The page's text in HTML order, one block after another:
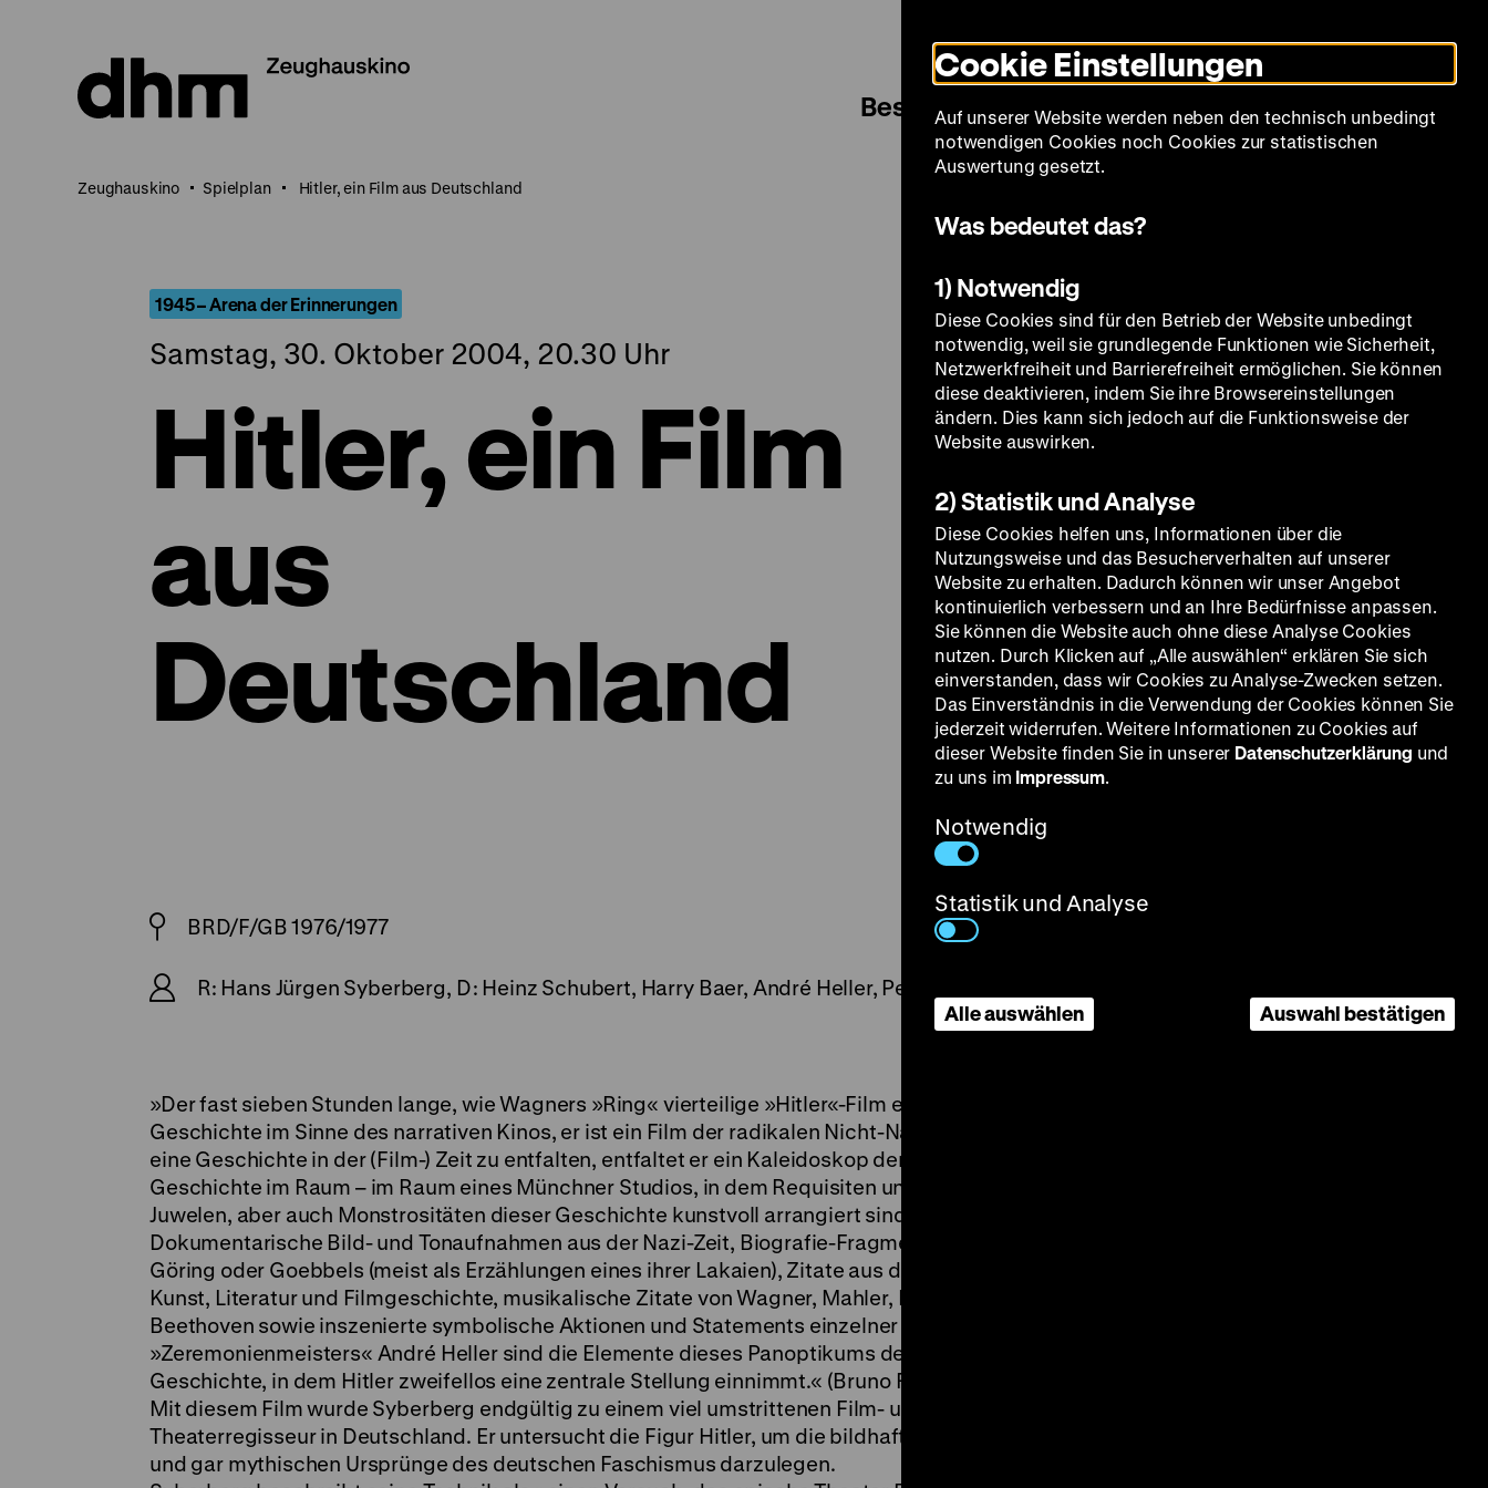
Seiteninhalt
springen
Modus
umschalten
Sprache
Besuch Spielplan Filmreihen Über uns
Zeughauskino Spielplan Hitler, ein Film aus Deutschland
1945 – Arena der Erinnerungen
Samstag, 30. Oktober 2004, 20.30 Uhr
Hitler, ein Film
aus
Deutschland
BRD/F/GB 1976/1977
R: Hans Jürgen Syberberg, D: Heinz Schubert, Harry Baer, André Heller, Peter Kern, 410’
»Der fast sieben Stunden lange, wie Wagners »Ring« vierteilige »Hitler«-Film erzählt keine
Geschichte im Sinne des narrativen Kinos, er ist ein Film der radikalen Nicht-Narrativität: Statt
eine Geschichte in der (Film-) Zeit zu entfalten, entfaltet er ein Kaleidoskop der deutschen
Geschichte im Raum – im Raum eines Münchner Studios, in dem Requisiten und Versatzstücke,
Juwelen, aber auch Monstrositäten dieser Geschichte kunstvoll arrangiert sind.
Dokumentarische Bild- und Tonaufnahmen aus der Nazi-Zeit, Biografie-Fragmente von Hitler,
Göring oder Goebbels (meist als Erzählungen eines ihrer Lakaien), Zitate aus der bildenden
Kunst, Literatur und Filmgeschichte, musikalische Zitate von Wagner, Mahler, Mozart und
Beethoven sowie inszenierte symbolische Aktionen und Statements einzelner Figuren oder des
»Zeremonienmeisters« André Heller sind die Elemente dieses Panoptikums der deutschen
Geschichte, in dem Hitler zweifellos eine zentrale Stellung einnimmt.« (Bruno Fischli)
Mit diesem Film wurde Syberberg endgültig zu einem viel umstrittenen Film- und
Theaterregisseur in Deutschland. Er untersucht die Figur Hitler, um die bildhaften, emotionalen
und gar mythischen Ursprünge des deutschen Faschismus darzulegen.
Cookie Einstellungen
Auf unserer Website werden neben den technisch unbedingt
notwendigen Cookies noch Cookies zur statistischen
Auswertung gesetzt.
Was bedeutet das?
1) Notwendig
Diese Cookies sind für den Betrieb der Website unbedingt
notwendig, weil sie grundlegende Funktionen wie Sicherheit,
Netzwerkfreiheit und Barrierefreiheit ermöglichen. Sie können
diese deaktivieren, indem Sie ihre Browsereinstellungen
ändern. Dies kann sich jedoch auf die Funktionsweise der
Website auswirken.
2) Statistik und Analyse
Diese Cookies helfen uns, Informationen über die
Nutzungsweise und das Besucherverhalten auf unserer
Website zu erhalten. Dadurch können wir unser Angebot
kontinuierlich verbessern und an Ihre Bedürfnisse anpassen.
Sie können die Website auch ohne diese Analyse Cookies
nutzen. Durch Klicken auf „Alle auswählen“ erklären Sie sich
einverstanden, dass wir Cookies zu Analyse-Zwecken setzen.
Das Einverständnis in die Verwendung der Cookies können Sie
jederzeit widerrufen. Weitere Informationen zu Cookies auf
dieser Website finden Sie in unserer Datenschutzerklärung und
zu uns im Impressum.
Notwendig
Statistik und Analyse
Alle auswählen Auswahl bestätigen